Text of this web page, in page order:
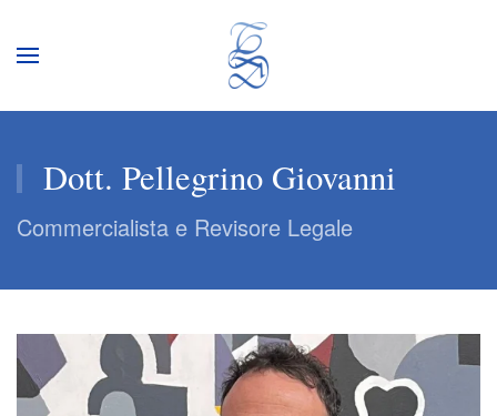
Dott. Pellegrino Giovanni
Commercialista e Revisore Legale